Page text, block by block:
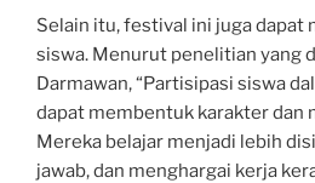
Selain itu, festival ini juga dapat
siswa. Menurut penelitian yang
Darmawan, “Partisipasi siswa
dapat membentuk karakter dan
Mereka belajar menjadi lebih
jawab, dan menghargai kerja